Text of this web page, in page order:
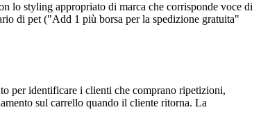
lo styling appropriato di marca che corrisponde voce di
di pet ("Add 1 più borsa per la spedizione gratuita"
per identificare i clienti che comprano ripetizioni,
sul carrello quando il cliente ritorna. La